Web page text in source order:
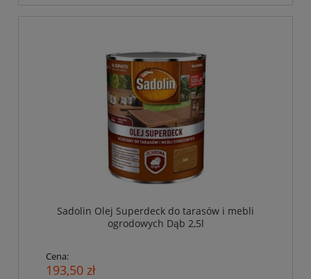
Sadolin Olej Superdeck do tarasów i mebli
ogrodowych Dąb 2,5l
Cena:
193,50 zł